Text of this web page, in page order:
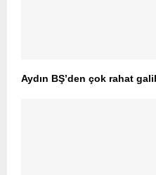
Aydın BŞ’den çok rahat